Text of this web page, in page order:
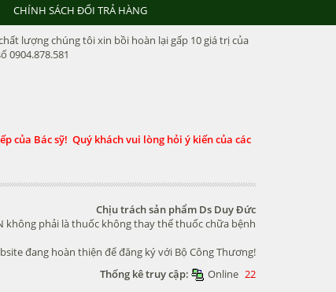
CHÍNH SÁCH ĐỔI TRẢ HÀNG
lượng chúng tôi xin bồi hoàn lại gấp 10 giá trị của
0904.878.581
của Bác sỹ! Quý khách vui lòng hỏi ý kiến của các
Chịu trách sản phẩm Ds Duy Đức
không phải là thuốc không thay thế thuốc chữa bệnh
đang hoàn thiện để đăng ký với Bộ Công Thương!
Thống kê truy cập:
Online 22